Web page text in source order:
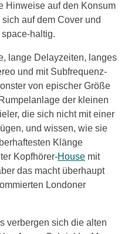
Hinweise auf den Konsum
auf dem Cover und
haltig.
lange Delayzeiten, langes
und mit Subfrequenz-
von epischer Größe
der kleinen
die sich nicht mit einer
und wissen, wie sie
Klänge
Kopfhörer-House mit
das macht überhaupt
Londoner
verbergen sich die alten